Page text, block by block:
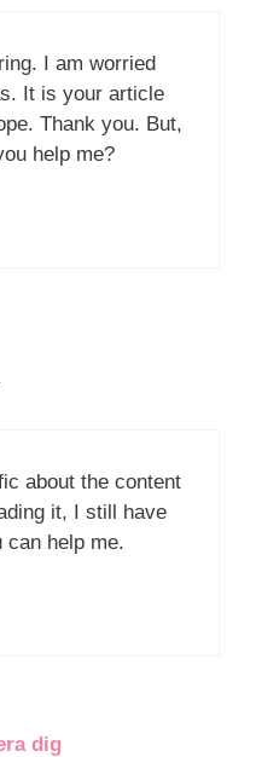
I am worried
It is your article
Thank you. But,
help me?
about the content
it, I still have
can help me.
dig